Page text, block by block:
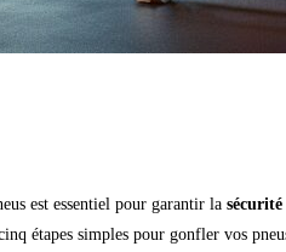
est essentiel pour garantir la sécurité
étapes simples pour gonfler vos